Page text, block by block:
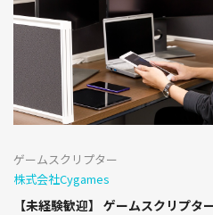
ゲームスクリプター
株式会社Cygames
【未経験歓迎】 ゲームスクリプタ